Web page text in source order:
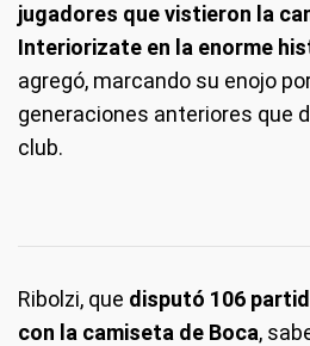
jugadores que vistieron la
Interiorizate en la enorme
agregó, marcando su enojo
generaciones anteriores que
club.
Ribolzi, que disputó 106
con la camiseta de Boca,